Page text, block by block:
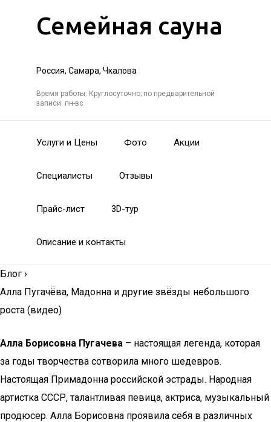
Семейная сауна
Россия, Самара, Чкалова
Время работы: Круглосуточно; по предварительной
записи: пн-вс
Услуги и Цены Фото Акции
Специалисты Отзывы
Прайс-лист 3D-тур
Описание и контакты
Блог ›
Алла Пугачёва, Мадонна и другие звёзды небольшого
роста (видео)
Алла Борисовна Пугачева – настоящая легенда, которая
за годы творчества сотворила много шедевров.
Настоящая Примадонна российской эстрады. Народная
артистка СССР, талантливая певица, актриса, музыкальный
продюсер. Алла Борисовна проявила себя в различных